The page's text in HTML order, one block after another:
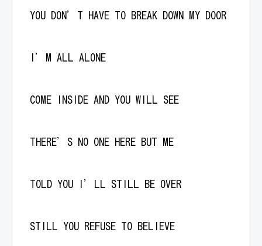
YOU DON’T HAVE TO BREAK DOWN MY DOOR
I’M ALL ALONE
COME INSIDE AND YOU WILL SEE
THERE’S NO ONE HERE BUT ME
TOLD YOU I’LL STILL BE OVER
STILL YOU REFUSE TO BELIEVE